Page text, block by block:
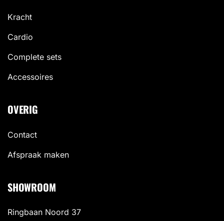
Kracht
Cardio
Complete sets
Accessoires
OVERIG
Contact
Afspraak maken
SHOWROOM
Ringbaan Noord 37